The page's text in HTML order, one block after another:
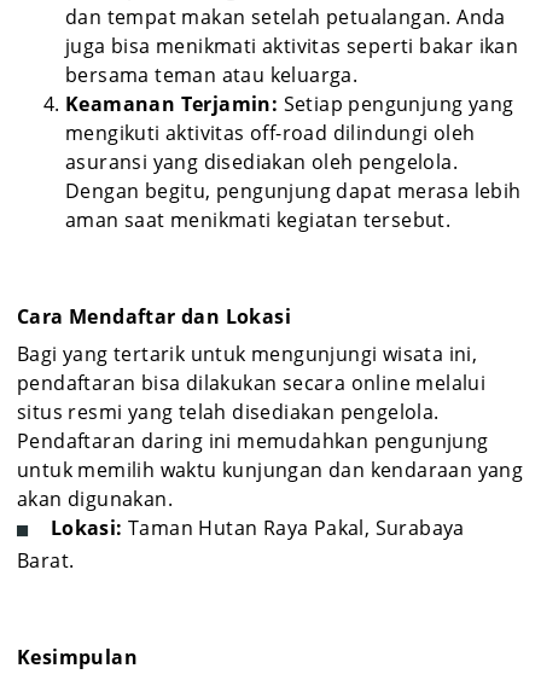
dan tempat makan setelah petualangan. Anda
juga bisa menikmati aktivitas seperti bakar ikan
bersama teman atau keluarga.
Keamanan Terjamin: Setiap pengunjung yang
mengikuti aktivitas off-road dilindungi oleh
asuransi yang disediakan oleh pengelola.
Dengan begitu, pengunjung dapat merasa lebih
aman saat menikmati kegiatan tersebut.
Cara Mendaftar dan Lokasi
Bagi yang tertarik untuk mengunjungi wisata ini,
pendaftaran bisa dilakukan secara online melalui
situs resmi yang telah disediakan pengelola.
Pendaftaran daring ini memudahkan pengunjung
untuk memilih waktu kunjungan dan kendaraan yang
akan digunakan.
Lokasi:Taman Hutan Raya Pakal, Surabaya
Barat.
Kesimpulan